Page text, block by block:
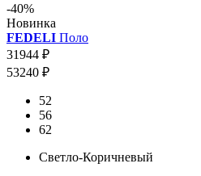
-40%
Новинка
FEDELI Поло
31944 ₽
53240 ₽
52
56
62
Светло-Коричневый